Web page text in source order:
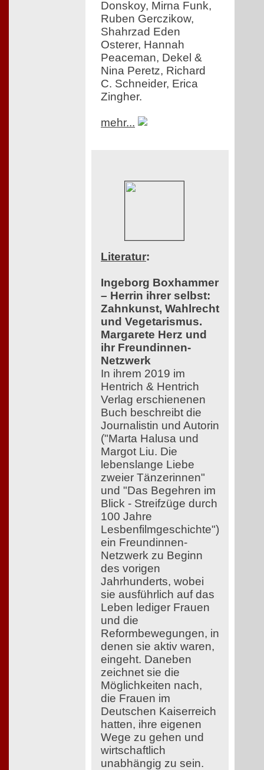
Donskoy, Mirna Funk,
Ruben Gerczikow,
Shahrzad Eden
Osterer, Hannah
Peaceman, Dekel &
Nina Peretz, Richard
C. Schneider, Erica
Zingher.
mehr...
Literatur:
Ingeborg Boxhammer
– Herrin ihrer selbst:
Zahnkunst, Wahlrecht
und Vegetarismus.
Margarete Herz und
ihr Freundinnen-
Netzwerk
In ihrem 2019 im
Hentrich & Hentrich
Verlag erschienenen
Buch beschreibt die
Journalistin und Autorin
("Marta Halusa und
Margot Liu. Die
lebenslange Liebe
zweier Tänzerinnen"
und "Das Begehren im
Blick - Streifzüge durch
100 Jahre
Lesbenfilmgeschichte")
ein Freundinnen-
Netzwerk zu Beginn
des vorigen
Jahrhunderts, wobei
sie ausführlich auf das
Leben lediger Frauen
und die
Reformbewegungen, in
denen sie aktiv waren,
eingeht. Daneben
zeichnet sie die
Möglichkeiten nach,
die Frauen im
Deutschen Kaiserreich
hatten, ihre eigenen
Wege zu gehen und
wirtschaftlich
unabhängig zu sein.